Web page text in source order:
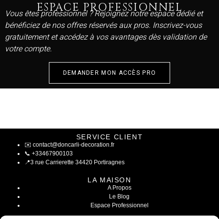
ESPACE PROFESSIONNEL
Vous êtes professionnel ? Rejoignez notre espace dédié et
bénéficiez de nos offres réservés aux pros. Inscrivez-vous
gratuitement et accédez à vos avantages dès validation de
votre compte.
DEMANDER MON ACCÈS PRO
SERVICE CLIENT
✉️ contact@doncarli-decoration.fr
📞 +33467900103
📍3 rue Carrierette 34420 Portiragnes
LA MAISON
A Propos
Le Blog
Espace Professionnel